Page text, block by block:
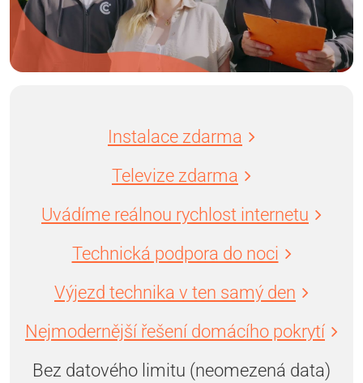
Instalace zdarma
Televize zdarma
Uvádíme reálnou rychlost internetu
Technická podpora do noci
Výjezd technika v ten samý den
Nejmodernější řešení domácího pokrytí
Bez datového limitu (neomezená data)